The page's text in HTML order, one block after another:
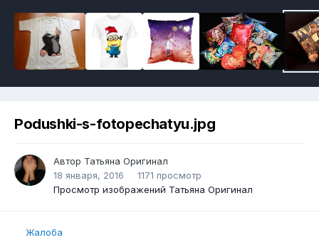
Podushki-s-fotopechatyu.jpg
Автор Татьяна Оригинал
18 января, 2016
1171 просмотр
Просмотр изображений Татьяна Оригинал
Жалоба